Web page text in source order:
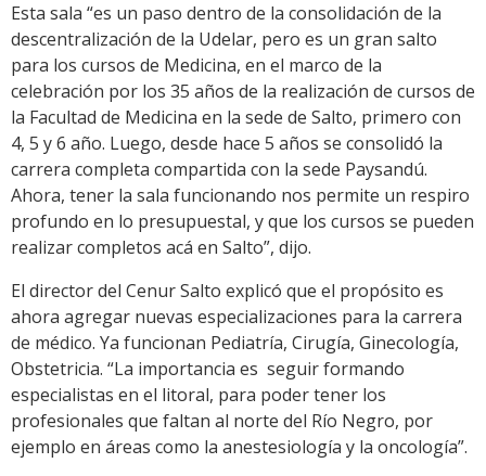
Esta sala “es un paso dentro de la consolidación de la
descentralización de la Udelar, pero es un gran salto
para los cursos de Medicina, en el marco de la
celebración por los 35 años de la realización de cursos de
la Facultad de Medicina en la sede de Salto, primero con
4, 5 y 6 año. Luego, desde hace 5 años se consolidó la
carrera completa compartida con la sede Paysandú.
Ahora, tener la sala funcionando nos permite un respiro
profundo en lo presupuestal, y que los cursos se pueden
realizar completos acá en Salto”, dijo.
El director del Cenur Salto explicó que el propósito es
ahora agregar nuevas especializaciones para la carrera
de médico. Ya funcionan Pediatría, Cirugía, Ginecología,
Obstetricia. “La importancia es seguir formando
especialistas en el litoral, para poder tener los
profesionales que faltan al norte del Río Negro, por
ejemplo en áreas como la anestesiología y la oncología”.